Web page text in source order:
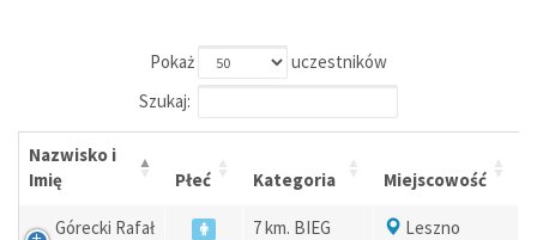
Pokaż
uczestników
Szukaj:
Nazwisko i
Imię
Płeć Kategoria Miejscowość
Górecki Rafał
7 km. BIEG
Leszno